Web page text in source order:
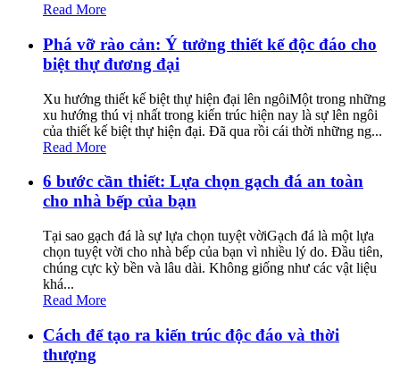
Read More
Phá vỡ rào cản: Ý tưởng thiết kế độc đáo cho
biệt thự đương đại
Xu hướng thiết kế biệt thự hiện đại lên ngôiMột trong những
xu hướng thú vị nhất trong kiến trúc hiện nay là sự lên ngôi
của thiết kế biệt thự hiện đại. Đã qua rồi cái thời những ng...
Read More
6 bước cần thiết: Lựa chọn gạch đá an toàn
cho nhà bếp của bạn
Tại sao gạch đá là sự lựa chọn tuyệt vờiGạch đá là một lựa
chọn tuyệt vời cho nhà bếp của bạn vì nhiều lý do. Đầu tiên,
chúng cực kỳ bền và lâu dài. Không giống như các vật liệu
khá...
Read More
Cách để tạo ra kiến trúc độc đáo và thời
thượng